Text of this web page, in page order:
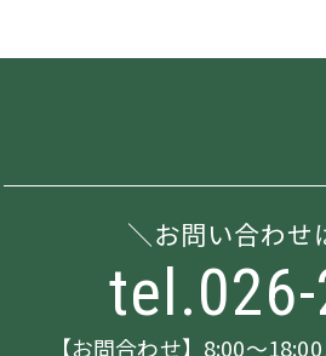
お問い合わせ
【お問合わせ】8:00～